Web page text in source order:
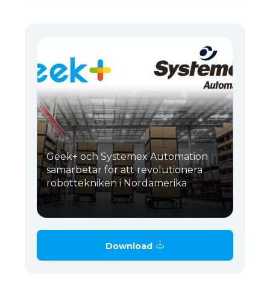
Geek+ och Systemex Automation
samarbetar för att revolutionera
robottekniken i Nordamerika
Download